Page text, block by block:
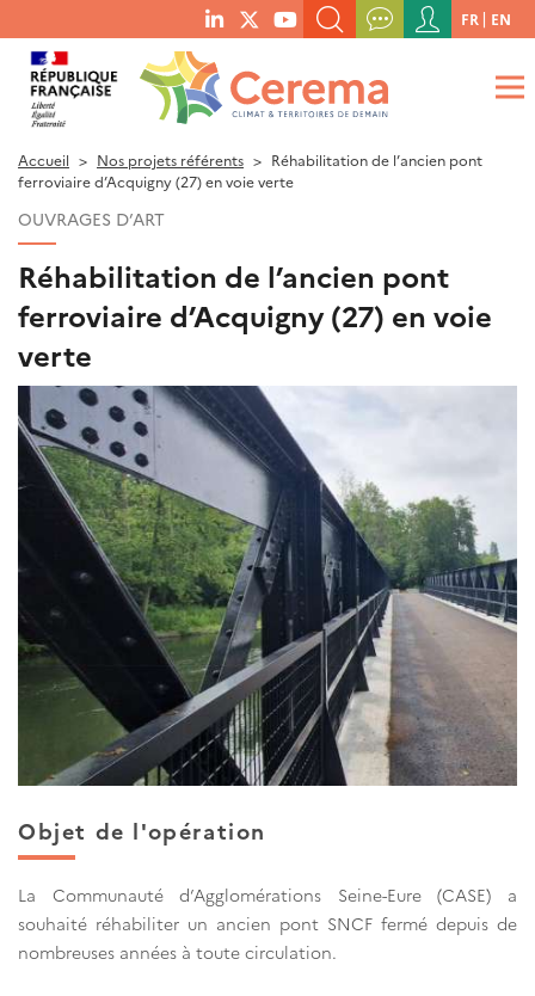
menu
social
links
RECHERCHER UN MOT-CLÉ, UNE PUBLICATION, ETC.
QUE RECHERCHEZ-VOUS ?
Menu
du
compte
de
FR EN
Accueil Nos projets référents
Réhabilitation de l’ancien pont
ferroviaire d’Acquigny (27) en voie verte
OUVRAGES D’ART
Réhabilitation de l’ancien pont
ferroviaire d’Acquigny (27) en voie
verte
Objet de l'opération
La Communauté d’Agglomérations Seine-Eure (CASE) a
souhaité réhabiliter un ancien pont SNCF fermé depuis de
nombreuses années à toute circulation.